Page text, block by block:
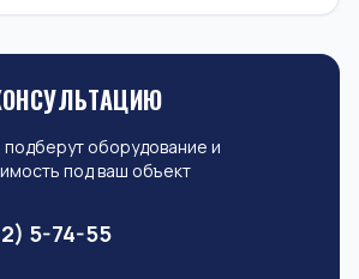
оборудование и
под ваш объект
5-74-55